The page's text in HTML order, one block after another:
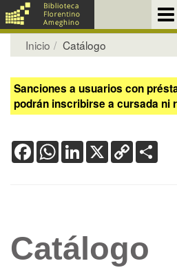
Inicio Catálogo
Sanciones a usuarios con
podrán inscribirse a cursada ni
FacebookWhatsApp
LinkedIn
X Copy
Link
Catálogo